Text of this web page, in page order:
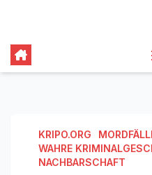
KRIPO.ORG
WAHRE
NACHBARSCHAFT